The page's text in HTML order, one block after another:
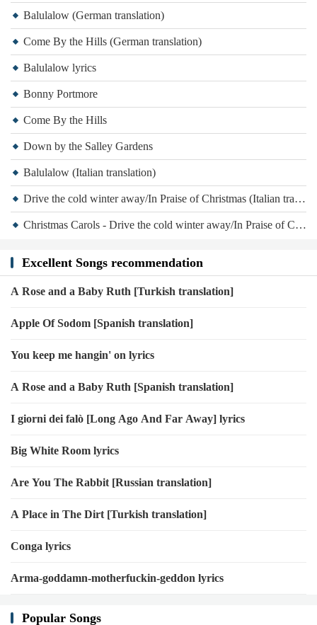
Balulalow (German translation)
Come By the Hills (German translation)
Balulalow lyrics
Bonny Portmore
Come By the Hills
Down by the Salley Gardens
Balulalow (Italian translation)
Drive the cold winter away/In Praise of Christmas (Italian translation)
Christmas Carols - Drive the cold winter away/In Praise of Christmas
Excellent Songs recommendation
A Rose and a Baby Ruth [Turkish translation]
Apple Of Sodom [Spanish translation]
You keep me hangin' on lyrics
A Rose and a Baby Ruth [Spanish translation]
I giorni dei falò [Long Ago And Far Away] lyrics
Big White Room lyrics
Are You The Rabbit [Russian translation]
A Place in The Dirt [Turkish translation]
Conga lyrics
Arma-goddamn-motherfuckin-geddon lyrics
Popular Songs